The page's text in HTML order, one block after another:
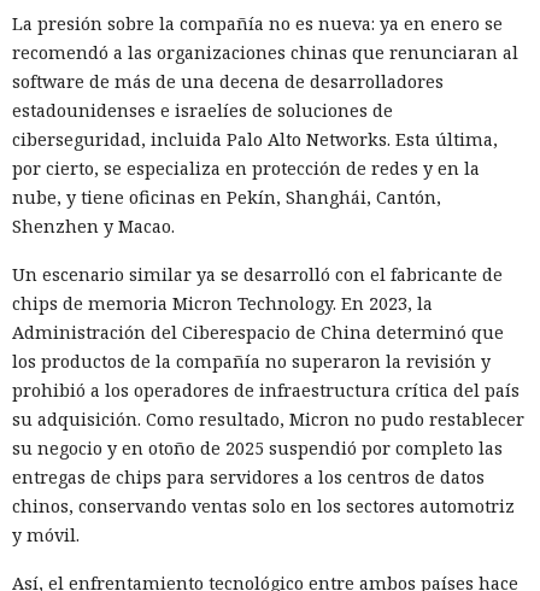
abierta en el navegador de WhatsApp Web y enviaba el
mismo mensaje a todos los contactos del usuario,
convirtiendo el ataque en una especie de cadena de
mensajes.
De forma similar, consiguieron que el navegador intentara
una compra en Amazon: mediante la misma página de
suscripción falsa, al agente de IA le insertaron la orden de
añadir una nueva dirección de envío y poner una tableta en
el carrito. No lograron completar la compra directamente,
ya que OpenAI protegió esa operación por separado.
Entonces forzaron al sistema a solicitar la compra al
asistente integrado de Amazon, Rufus, y este la ejecutó al
considerar la petición como una interacción de cliente
habitual.
Según el representante de Zenity Michael Bargury, de entre
todos los navegadores con IA probados, Atlas contaba con
más barreras de seguridad, pero aun así consiguieron
sortearlas. Otros productos evaluados —de Google,
Anthropic, Microsoft y Perplexity— resultaron ser aún más
La presión sobre la compañía no es nueva: ya en enero se
recomendó a las organizaciones chinas que renunciaran al
software de más de una decena de desarrolladores
estadounidenses e israelíes de soluciones de
ciberseguridad, incluida Palo Alto Networks. Esta última,
por cierto, se especializa en protección de redes y en la
nube, y tiene oficinas en Pekín, Shanghái, Cantón,
Shenzhen y Macao.
Un escenario similar ya se desarrolló con el fabricante de
chips de memoria Micron Technology. En 2023, la
Administración del Ciberespacio de China determinó que
los productos de la compañía no superaron la revisión y
prohibió a los operadores de infraestructura crítica del país
su adquisición. Como resultado, Micron no pudo restablecer
su negocio y en otoño de 2025 suspendió por completo las
entregas de chips para servidores a los centros de datos
chinos, conservando ventas solo en los sectores automotriz
y móvil.
Así, el enfrentamiento tecnológico entre ambos países hace